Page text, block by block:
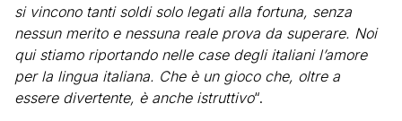
si vincono tanti soldi solo legati alla fortuna, senza
nessun merito e nessuna reale prova da superare. Noi
qui stiamo riportando nelle case degli italiani l’amore
per la lingua italiana. Che è un gioco che, oltre a
essere divertente, è anche istruttivo“.